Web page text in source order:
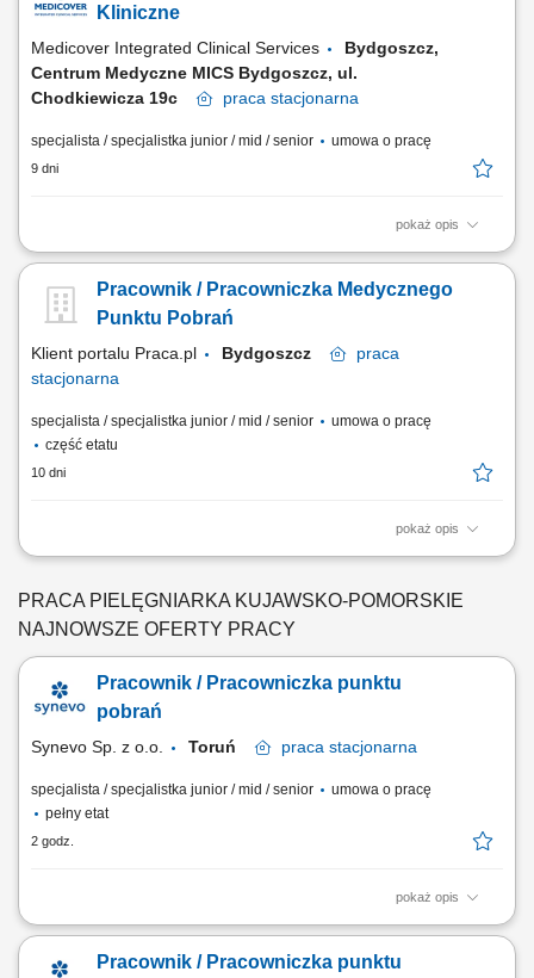
procedur zgodnie z protokołem badania m.in.: pobór materiału do
Kliniczne
Medicover Integrated Clinical Services
Bydgoszcz,
Centrum Medyczne MICS Bydgoszcz, ul.
Chodkiewicza 19c
praca stacjonarna
specjalista / specjalistka junior / mid / senior umowa o pracę
9 dni
pokaż opis
Do zadań osoby zatrudnionej na tym stanowisku należeć będzie:
Prowadzenie i bieżąca aktualizacja dokumentacji medycznej zgodnie z
obowiązującymi procedurami. Wykonywanie procedur przewidzianych
Pracownik / Pracowniczka Medycznego
Punktu Pobrań
Klient portalu Praca.pl Bydgoszcz
praca
stacjonarna
specjalista / specjalistka junior / mid / senior
umowa o pracę
część etatu
10 dni
pokaż opis
Bieżąca opieka nad pacjentem i dbaniem o komfortowy przebieg wizyty
związanych z bezpiecznym pozyskiwaniem próbki biologicznej.
Rzetelne wprowadzanie danych do wewnętrznych systemów
medycznych oraz obsługa dokumentacji....
PRACA PIELĘGNIARKA KUJAWSKO-POMORSKIE
NAJNOWSZE OFERTY PRACY
Pracownik / Pracowniczka punktu
pobrań
Synevo Sp. z o.o. Toruń praca stacjonarna
specjalista / specjalistka junior / mid / senior
umowa o pracę
pełny etat
2 godz.
pokaż opis
Opis stanowiska: Profesjonalna obsługa osób zgłaszających się na
medycznym. Sprawne wykonywanie zabiegów medycznych związanych
Pracownik / Pracowniczka punktu